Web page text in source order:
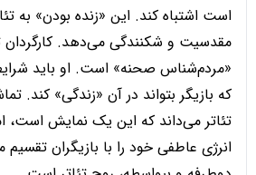
است اشتباه کند. این «زنده بودن» به
مقدسیت و شکنندگی می‌دهد. کارگردان
«مردم‌شناس صحنه» است. او باید
که بازیگر بتواند در آن «زندگی» کند.
تئاتر می‌داند که این یک نمایش است،
انرژی عاطفی خود را با بازیگران